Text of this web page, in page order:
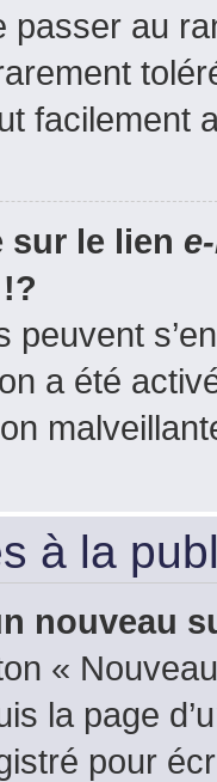
passer au
facilement
sur le lien
peuvent
a été
à la
nouveau
«
la page
pour